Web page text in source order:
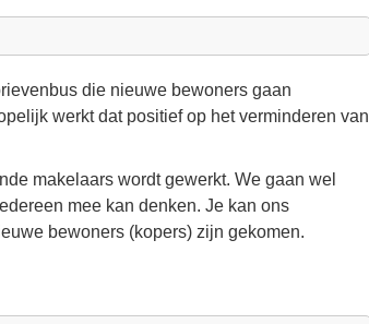
die nieuwe bewoners gaan
werkt dat positief op het verminderen van
makelaars wordt gewerkt. We gaan wel
mee kan denken. Je kan ons
bewoners (kopers) zijn gekomen.